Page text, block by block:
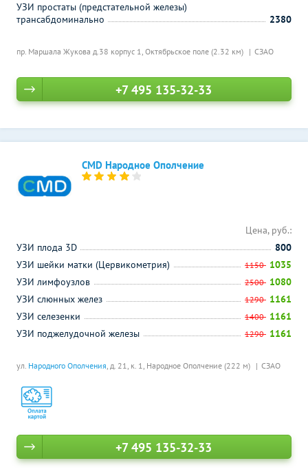
пр. Маршала Жукова д.38 корпус 1, Октябрьское поле (2.32 км) СЗАО
УЗИ простаты (предстательной железы)
трансабдоминально
2380
+7 495 135-32-33
CMD Народное Ополчение
ул. Народного Ополчения, д. 21, к. 1, Народное Ополчение (222 м) СЗАО
Цена, руб.:
УЗИ плода 3D
800
УЗИ шейки матки (Цервикометрия)
1150 1035
УЗИ лимфоузлов
2500 1080
УЗИ слюнных желез
1290 1161
УЗИ селезенки
1400 1161
УЗИ поджелудочной железы
1290 1161
+7 495 135-32-33